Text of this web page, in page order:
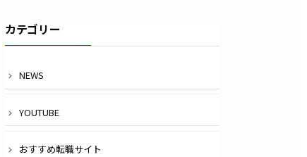
カテゴリー
NEWS
YOUTUBE
おすすめ転職サイト